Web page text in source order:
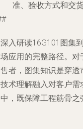
准、验收方式和交货
入研读16G101图集
应用的完整路径。对
者，图集知识是穿透
术理解融入对客户
，既保障工程筋骨之